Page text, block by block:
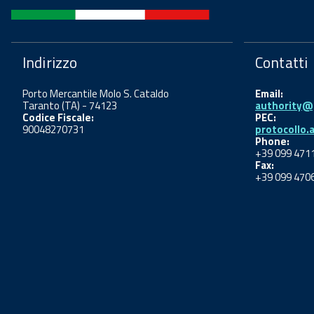
Indirizzo
Porto Mercantile Molo S. Cataldo
Taranto (TA) - 74123
Codice Fiscale:
90048270731
Contatti
Email:
PEC:
Phone:
+39 099
Fax:
+39 099